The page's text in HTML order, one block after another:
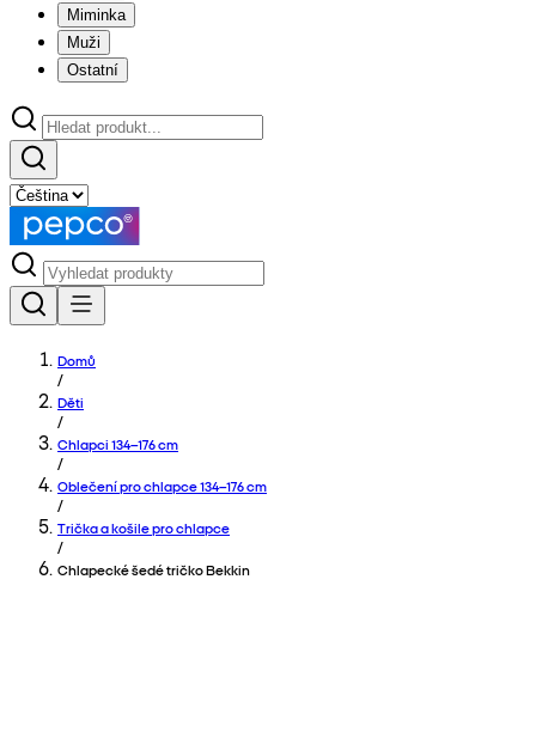
Miminka
Muži
Ostatní
Domů
/
Děti
/
Chlapci 134–176 cm
/
Oblečení pro chlapce 134–176 cm
/
Trička a košile pro chlapce
/
Chlapecké šedé tričko Bekkin